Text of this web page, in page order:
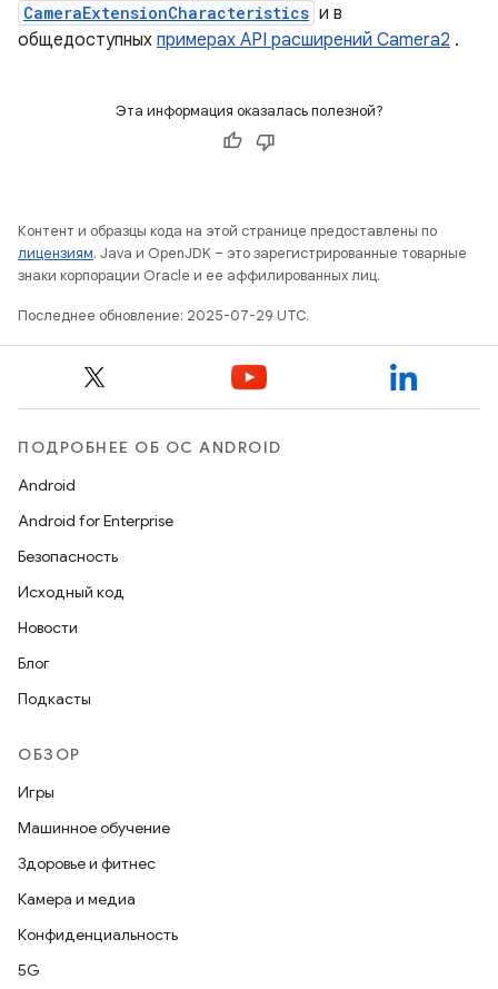
CameraExtensionCharacteristics и в
общедоступных примерах API расширений Camera2 .
Эта информация оказалась полезной?
Контент и образцы кода на этой странице предоставлены по
лицензиям. Java и OpenJDK – это зарегистрированные товарные
знаки корпорации Oracle и ее аффилированных лиц.
Последнее обновление: 2025-07-29 UTC.
ПОДРОБНЕЕ ОБ ОС ANDROID
Android
Android for Enterprise
Безопасность
Исходный код
Новости
Блог
Подкасты
ОБЗОР
Игры
Машинное обучение
Здоровье и фитнес
Камера и медиа
Конфиденциальность
5G